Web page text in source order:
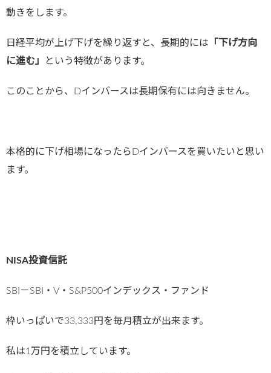
動きをします。
日経平均が上げ下げを繰り返すと、長期的には 「下げ方向
に進む」
という特徴があります。
このことから、Dインバースは長期保有には向きません。
本格的に下げ相場になったらDインバースを買いたいと思い
ます。
NISA投資信託
SBI－SBI・V・S&P500インデックス・ファンド
枠いっぱいで33,333円を毎月積立が出来ます。
私は1万円を積立しています。